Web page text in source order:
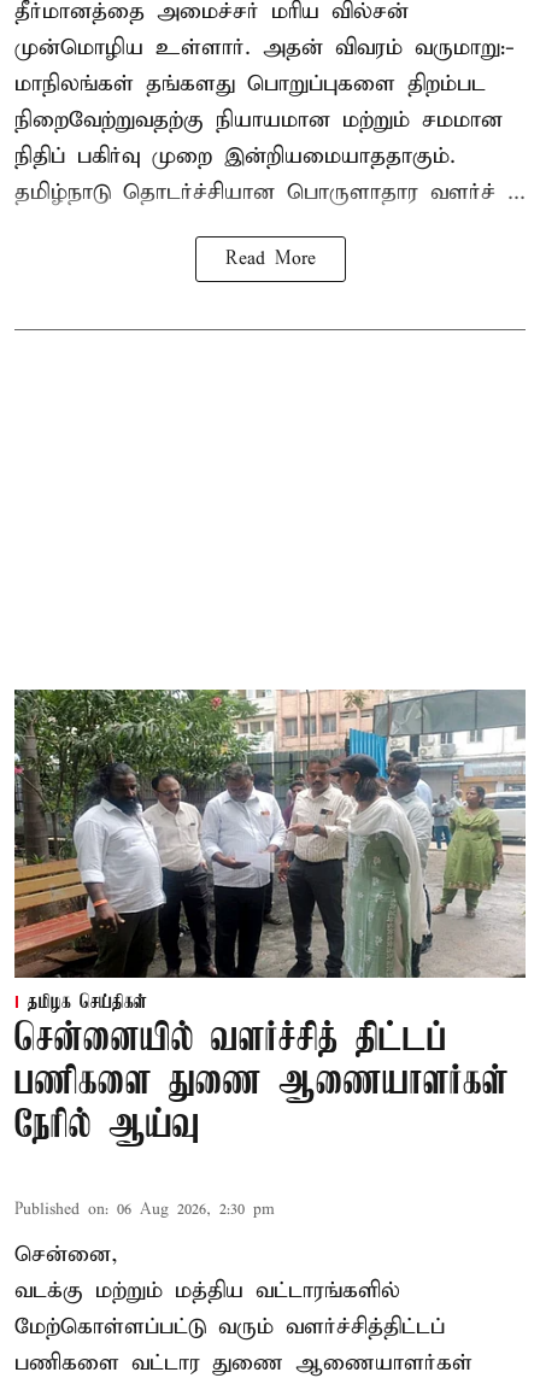
தீர்மானத்தை அமைச்சர் மரிய வில்சன்
முன்மொழிய உள்ளார். அதன் விவரம் வருமாறு:-
மாநிலங்கள் தங்களது பொறுப்புகளை திறம்பட
நிறைவேற்றுவதற்கு நியாயமான மற்றும் சமமான
நிதிப் பகிர்வு முறை இன்றியமையாததாகும்.
தமிழ்நாடு தொடர்ச்சியான பொருளாதார வளர்ச் ...
Read More
தமிழக செய்திகள்
சென்னையில் வளர்ச்சித் திட்டப்
பணிகளை துணை ஆணையாளர்கள்
நேரில் ஆய்வு
Published on: 06 Aug 2026, 2:30 pm
சென்னை,
வடக்கு மற்றும் மத்திய வட்டாரங்களில்
மேற்கொள்ளப்பட்டு வரும் வளர்ச்சித்திட்டப்
பணிகளை வட்டார துணை ஆணையாளர்கள்